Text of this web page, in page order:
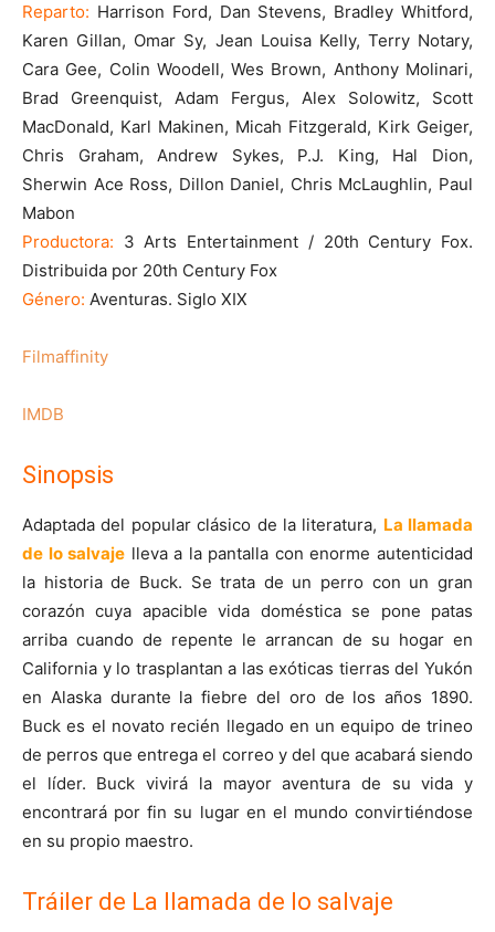
Reparto: Harrison Ford, Dan Stevens, Bradley Whitford,
Karen Gillan, Omar Sy, Jean Louisa Kelly, Terry Notary,
Cara Gee, Colin Woodell, Wes Brown, Anthony Molinari,
Brad Greenquist, Adam Fergus, Alex Solowitz, Scott
MacDonald, Karl Makinen, Micah Fitzgerald, Kirk Geiger,
Chris Graham, Andrew Sykes, P.J. King, Hal Dion,
Sherwin Ace Ross, Dillon Daniel, Chris McLaughlin, Paul
Mabon
Productora: 3 Arts Entertainment / 20th Century Fox.
Distribuida por 20th Century Fox
Género: Aventuras. Siglo XIX
Filmaffinity
IMDB
Sinopsis
Adaptada del popular clásico de la literatura, La llamada
de lo salvaje lleva a la pantalla con enorme autenticidad
la historia de Buck. Se trata de un perro con un gran
corazón cuya apacible vida doméstica se pone patas
arriba cuando de repente le arrancan de su hogar en
California y lo trasplantan a las exóticas tierras del Yukón
en Alaska durante la fiebre del oro de los años 1890.
Buck es el novato recién llegado en un equipo de trineo
de perros que entrega el correo y del que acabará siendo
el líder. Buck vivirá la mayor aventura de su vida y
encontrará por fin su lugar en el mundo convirtiéndose
en su propio maestro.
Tráiler de La llamada de lo salvaje